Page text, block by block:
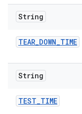
String
TEAR_DOWN_TIME
String
TEST_TIME